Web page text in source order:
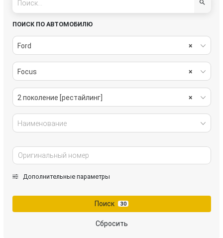
топливная система
ПОИСК ПО АВТОМОБИЛЮ
×
Ford
×
Focus
×
2 поколение [рестайлинг]
Наименование
Дополнительные параметры
Поиск 30
Сбросить